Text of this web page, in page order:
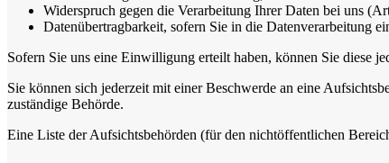
Widerspruch gegen die Verarbeitung Ihrer Daten bei uns
Datenübertragbarkeit, sofern Sie in die Datenverarbeitung
Sofern Sie uns eine Einwilligung erteilt haben, können Sie diese
Sie können sich jederzeit mit einer Beschwerde an eine
zuständige Behörde.
Eine Liste der Aufsichtsbehörden (für den nichtöffentlichen